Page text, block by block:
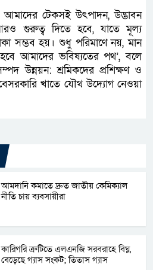
আমাদের টেকসই উৎপাদন, উদ্ভাবন
আরও গুরুত্ব দিতে হবে, যাতে মূল্য
সম্ভব হয়। শুধু পরিমাণে নয়, মান
আমাদের ভবিষ্যতের পথ’, বলে
উন্নয়ন: শ্রমিকদের প্রশিক্ষণ ও
খাতে যৌথ উদ্যোগ নেওয়া
আমদানি কমাতে দ্রুত জাতীয় কেমিক্যাল
নীতি চায় ব্যবসায়ীরা
কারিগরি ত্রুটিতে এলএনজি সরবরাহে বিঘ্ন,
বেড়েছে গ্যাস সংকট; তিতাস গ্যাস